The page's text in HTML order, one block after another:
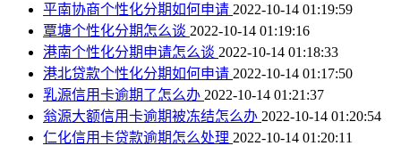
平南协商个性化分期如何申请 2022-10-14 01:19:59
覃塘个性化分期怎么谈 2022-10-14 01:19:16
港南个性化分期申请怎么谈 2022-10-14 01:18:33
港北贷款个性化分期如何申请 2022-10-14 01:17:50
乳源信用卡逾期了怎么办 2022-10-14 01:21:37
翁源大额信用卡逾期被冻结怎么办 2022-10-14 01:20:54
仁化信用卡贷款逾期怎么处理 2022-10-14 01:20:11